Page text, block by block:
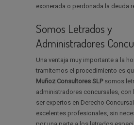
exonerada o perdonada la deuda
Somos Letrados y
Administradores
Una ventaja muy importante a la
tramitemos el procedimiento es
Muñoz Consultores SLP somos
administradores concursales, con
ser expertos en Derecho
excelentes profesionales, sin